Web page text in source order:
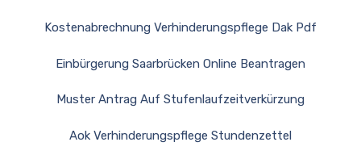
Kostenabrechnung Verhinderungspflege Dak Pdf
Einbürgerung Saarbrücken Online Beantragen
Muster Antrag Auf Stufenlaufzeitverkürzung
Aok Verhinderungspflege Stundenzettel